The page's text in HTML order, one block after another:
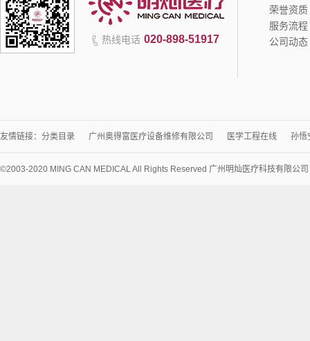
热线电话 020-898-51917
荣誉资质
服务流程
公司动态
友情链接： 分类目录 广州奥得富医疗设备维修有限公司 医学工程在线 孙悟
©2003-2020 MING CAN MEDICAL All Rights Reserved 广州明灿医疗科技有限公司